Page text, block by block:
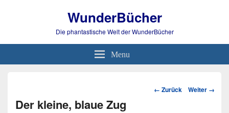
WunderBücher
Die phantastische Welt der WunderBücher
Menu
Bild-
← Zurück Weiter →
Der kleine, blaue Zug